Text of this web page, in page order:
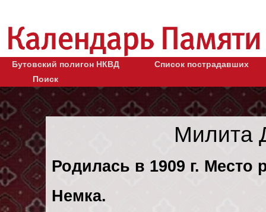
Бутовский полигон НКВД
Список пострадавших
Поиск
Милита
Родилась в 1909 г. Место
Немка.